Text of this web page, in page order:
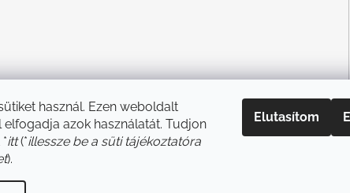
használ. Ezen weboldalt
elfogadja azok használatát. Tudjon
itt(*illessze be a süti tájékoztatóra
).
Elutasítom